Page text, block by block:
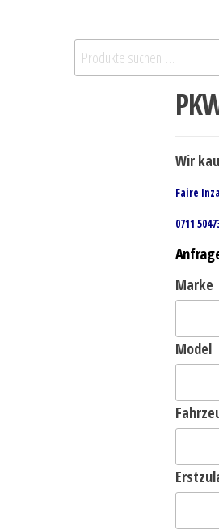
Wir
Faire
0711
Marke
Model